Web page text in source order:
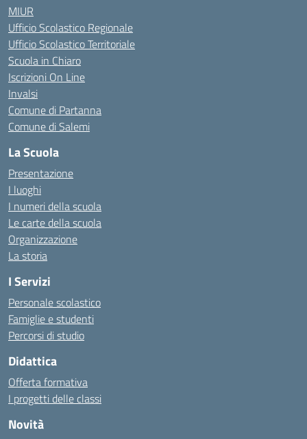
MIUR
Ufficio Scolastico Regionale
Ufficio Scolastico Territoriale
Scuola in Chiaro
Iscrizioni On Line
Invalsi
Comune di Partanna
Comune di Salemi
La Scuola
Presentazione
I luoghi
I numeri della scuola
Le carte della scuola
Organizzazione
La storia
I Servizi
Personale scolastico
Famiglie e studenti
Percorsi di studio
Didattica
Offerta formativa
I progetti delle classi
Novità